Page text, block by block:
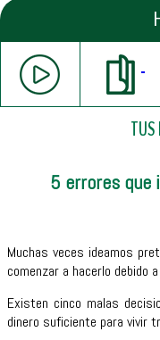
TUS
5 errores que
Muchas veces ideamos
comenzar a hacerlo debido
Existen cinco malas
dinero suficiente para vivir